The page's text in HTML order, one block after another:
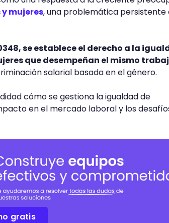
mujeres, una problemática persistente
se establece el derecho a la
que desempeñan el mismo
salarial basada en el género.
cómo se gestiona la igualdad de
en el mercado laboral y los
gratis